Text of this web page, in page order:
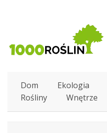
Dom Ekologia
Rośliny
Wnętrze